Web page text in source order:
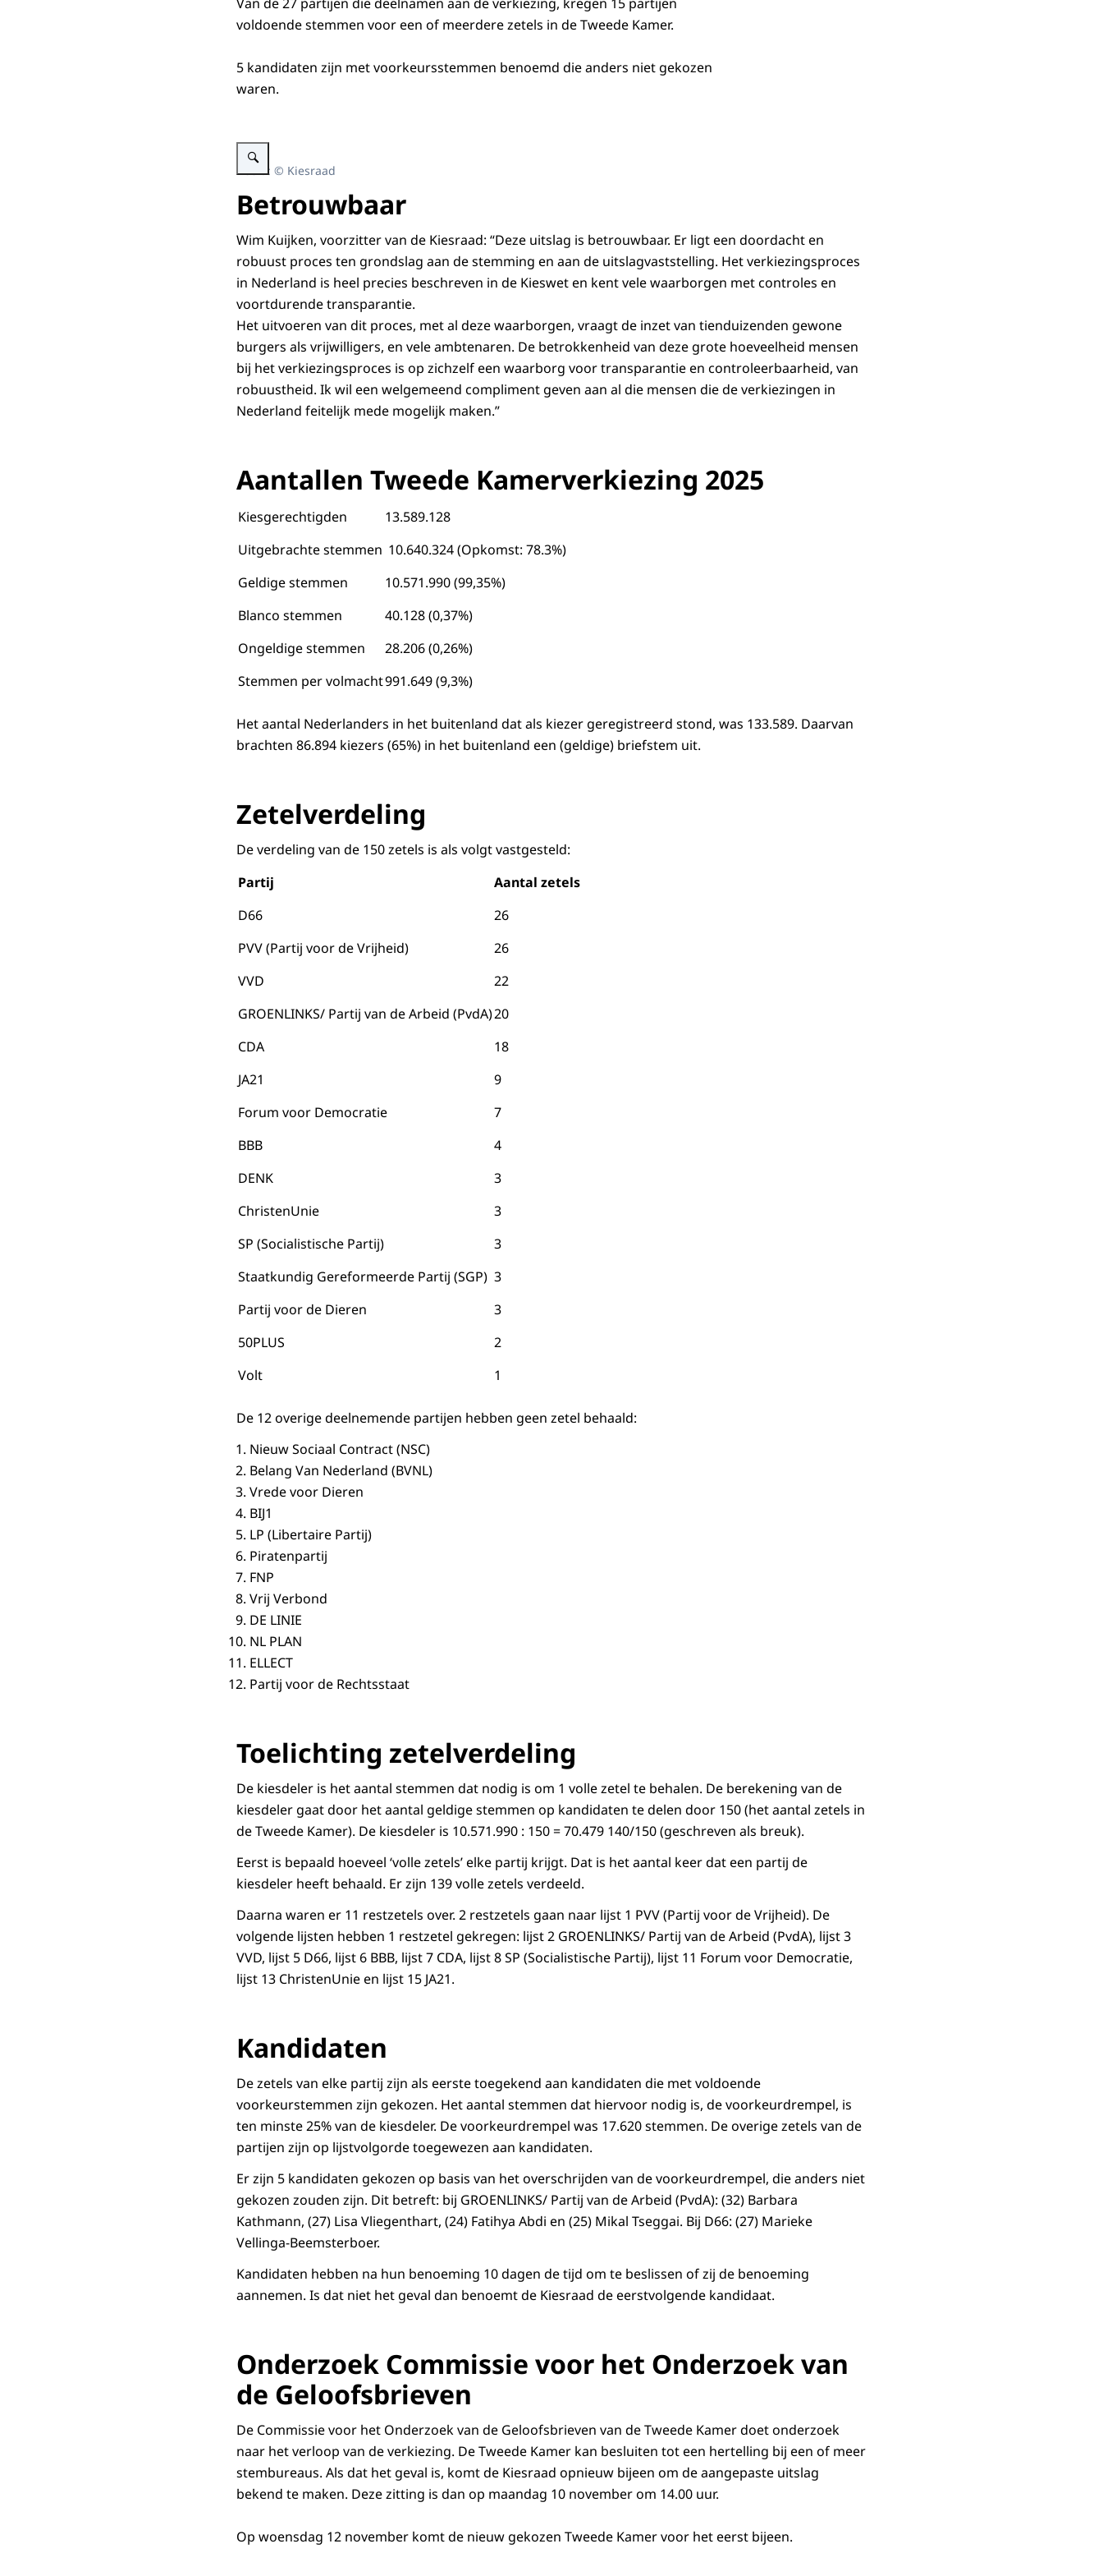
voldoende stemmen voor een of meerdere zetels in de Tweede Kamer.
5 kandidaten zijn met voorkeursstemmen benoemd die anders niet gekozen
waren.
Vergroot afbeelding Kiesraad
Beeld: © Kiesraad
Betrouwbaar
Wim Kuijken, voorzitter van de Kiesraad: “Deze uitslag is betrouwbaar. Er ligt een doordacht en
robuust proces ten grondslag aan de stemming en aan de uitslagvaststelling. Het verkiezingsproces
in Nederland is heel precies beschreven in de Kieswet en kent vele waarborgen met controles en
voortdurende transparantie.
Het uitvoeren van dit proces, met al deze waarborgen, vraagt de inzet van tienduizenden gewone
burgers als vrijwilligers, en vele ambtenaren. De betrokkenheid van deze grote hoeveelheid mensen
bij het verkiezingsproces is op zichzelf een waarborg voor transparantie en controleerbaarheid, van
robuustheid. Ik wil een welgemeend compliment geven aan al die mensen die de verkiezingen in
Nederland feitelijk mede mogelijk maken.”
Aantallen Tweede Kamerverkiezing 2025
Kiesgerechtigden
13.589.128
Uitgebrachte stemmen 10.640.324 (Opkomst: 78.3%)
Geldige stemmen
10.571.990 (99,35%)
Blanco stemmen
40.128 (0,37%)
Ongeldige stemmen
28.206 (0,26%)
Stemmen per volmacht991.649 (9,3%)
Het aantal Nederlanders in het buitenland dat als kiezer geregistreerd stond, was 133.589. Daarvan
brachten 86.894 kiezers (65%) in het buitenland een (geldige) briefstem uit.
Zetelverdeling
De verdeling van de 150 zetels is als volgt vastgesteld:
Partij
Aantal zetels
D66
26
PVV (Partij voor de Vrijheid)
26
VVD
22
GROENLINKS/ Partij van de Arbeid (PvdA)20
CDA
18
JA21
9
Forum voor Democratie
7
BBB
4
DENK
3
ChristenUnie
3
SP (Socialistische Partij)
3
Staatkundig Gereformeerde Partij (SGP) 3
Partij voor de Dieren
3
50PLUS
2
Volt
1
De 12 overige deelnemende partijen hebben geen zetel behaald:
Nieuw Sociaal Contract (NSC)
Belang Van Nederland (BVNL)
Vrede voor Dieren
BIJ1
LP (Libertaire Partij)
Piratenpartij
FNP
Vrij Verbond
DE LINIE
NL PLAN
ELLECT
Partij voor de Rechtsstaat
Toelichting zetelverdeling
De kiesdeler is het aantal stemmen dat nodig is om 1 volle zetel te behalen. De berekening van de
kiesdeler gaat door het aantal geldige stemmen op kandidaten te delen door 150 (het aantal zetels in
de Tweede Kamer). De kiesdeler is 10.571.990 : 150 = 70.479 140/150 (geschreven als breuk).
Eerst is bepaald hoeveel ‘volle zetels’ elke partij krijgt. Dat is het aantal keer dat een partij de
kiesdeler heeft behaald. Er zijn 139 volle zetels verdeeld.
Daarna waren er 11 restzetels over. 2 restzetels gaan naar lijst 1 PVV (Partij voor de Vrijheid). De
volgende lijsten hebben 1 restzetel gekregen: lijst 2 GROENLINKS/ Partij van de Arbeid (PvdA), lijst 3
VVD, lijst 5 D66, lijst 6 BBB, lijst 7 CDA, lijst 8 SP (Socialistische Partij), lijst 11 Forum voor Democratie,
lijst 13 ChristenUnie en lijst 15 JA21.
Kandidaten
De zetels van elke partij zijn als eerste toegekend aan kandidaten die met voldoende
voorkeurstemmen zijn gekozen. Het aantal stemmen dat hiervoor nodig is, de voorkeurdrempel, is
ten minste 25% van de kiesdeler. De voorkeurdrempel was 17.620 stemmen. De overige zetels van de
partijen zijn op lijstvolgorde toegewezen aan kandidaten.
Er zijn 5 kandidaten gekozen op basis van het overschrijden van de voorkeurdrempel, die anders niet
gekozen zouden zijn. Dit betreft: bij GROENLINKS/ Partij van de Arbeid (PvdA): (32) Barbara
Kathmann, (27) Lisa Vliegenthart, (24) Fatihya Abdi en (25) Mikal Tseggai. Bij D66: (27) Marieke
Vellinga-Beemsterboer.
Kandidaten hebben na hun benoeming 10 dagen de tijd om te beslissen of zij de benoeming
aannemen. Is dat niet het geval dan benoemt de Kiesraad de eerstvolgende kandidaat.
Onderzoek Commissie voor het Onderzoek van
de Geloofsbrieven
De Commissie voor het Onderzoek van de Geloofsbrieven van de Tweede Kamer doet onderzoek
naar het verloop van de verkiezing. De Tweede Kamer kan besluiten tot een hertelling bij een of meer
stembureaus. Als dat het geval is, komt de Kiesraad opnieuw bijeen om de aangepaste uitslag
bekend te maken. Deze zitting is dan op maandag 10 november om 14.00 uur.
Op woensdag 12 november komt de nieuw gekozen Tweede Kamer voor het eerst bijeen.